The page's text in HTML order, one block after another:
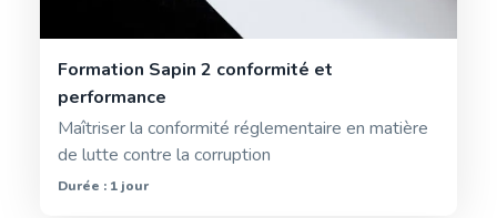
Formation Sapin 2 conformité et
performance
Maîtriser la conformité réglementaire en matière
de lutte contre la corruption
Durée : 1 jour